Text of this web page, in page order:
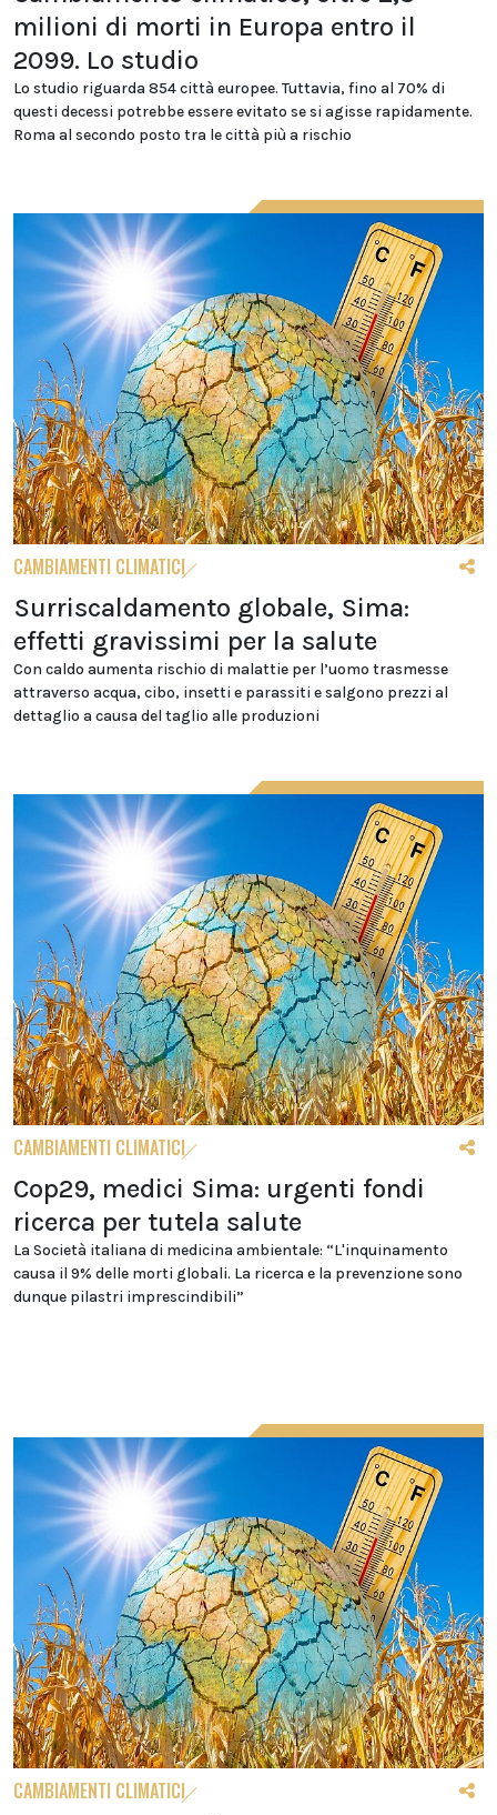
milioni di morti in Europa entro il
2099. Lo studio
Lo studio riguarda 854 città europee. Tuttavia, fino al 70% di
questi decessi potrebbe essere evitato se si agisse rapidamente.
Roma al secondo posto tra le città più a rischio
CAMBIAMENTI CLIMATICI
Surriscaldamento globale, Sima:
effetti gravissimi per la salute
Con caldo aumenta rischio di malattie per l’uomo trasmesse
attraverso acqua, cibo, insetti e parassiti e salgono prezzi al
dettaglio a causa del taglio alle produzioni
CAMBIAMENTI CLIMATICI
Cop29, medici Sima: urgenti fondi
ricerca per tutela salute
La Società italiana di medicina ambientale: “L'inquinamento
causa il 9% delle morti globali. La ricerca e la prevenzione sono
dunque pilastri imprescindibili”
CAMBIAMENTI CLIMATICI